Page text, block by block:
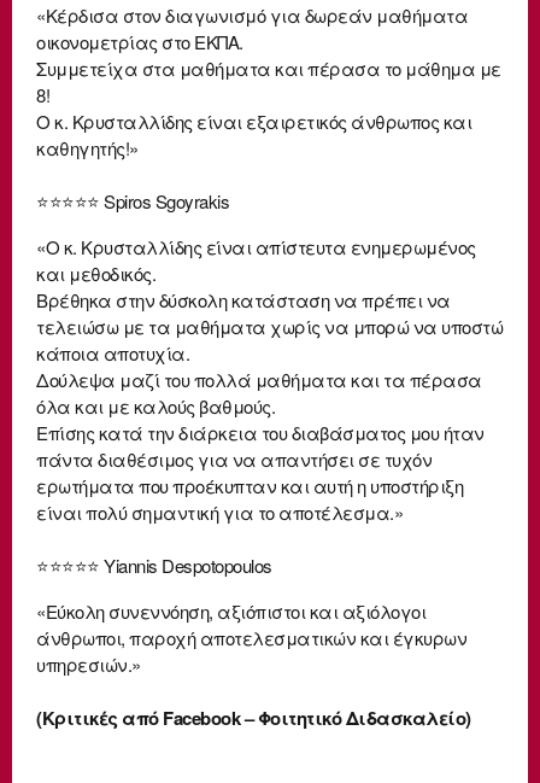
«Κέρδισα στον διαγωνισμό για δωρεάν μαθήματα
οικονομετρίας στο ΕΚΠΑ.
Συμμετείχα στα μαθήματα και πέρασα το μάθημα με
8!
Ο κ. Κρυσταλλίδης είναι εξαιρετικός άνθρωπος και
καθηγητής!»
⭐⭐⭐⭐⭐ Spiros Sgoyrakis
«Ο κ. Κρυσταλλίδης είναι απίστευτα ενημερωμένος
και μεθοδικός.
Βρέθηκα στην δύσκολη κατάσταση να πρέπει να
τελειώσω με τα μαθήματα χωρίς να μπορώ να υποστώ
κάποια αποτυχία.
Δούλεψα μαζί του πολλά μαθήματα και τα πέρασα
όλα και με καλούς βαθμούς.
Επίσης κατά την διάρκεια του διαβάσματος μου ήταν
πάντα διαθέσιμος για να απαντήσει σε τυχόν
ερωτήματα που προέκυπταν και αυτή η υποστήριξη
είναι πολύ σημαντική για το αποτέλεσμα.»
⭐⭐⭐⭐⭐ Yiannis Despotopoulos
«Εύκολη συνεννόηση, αξιόπιστοι και αξιόλογοι
άνθρωποι, παροχή αποτελεσματικών και έγκυρων
υπηρεσιών.»
(Κριτικές από Facebook – Φοιτητικό Διδασκαλείο)